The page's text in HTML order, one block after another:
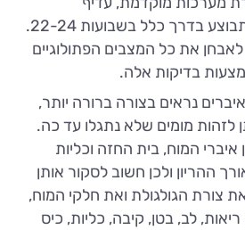
שהסקירה המאוחרת תבוצע בדרך כלל בשבועות 22-24.
את כל המצבים הפתולוגיים
בדיקות אלה.
נראים בצורה ברורה יותר,
לזהות מומים שלא נתגלו עד כה.
איברי המוח, בית החזה וכליות
ההריון ולכן חשוב לסקור אותן
צורת הגולגולת ואת חלקי המוח,
לב, בטן, קיבה, כליות, כיס